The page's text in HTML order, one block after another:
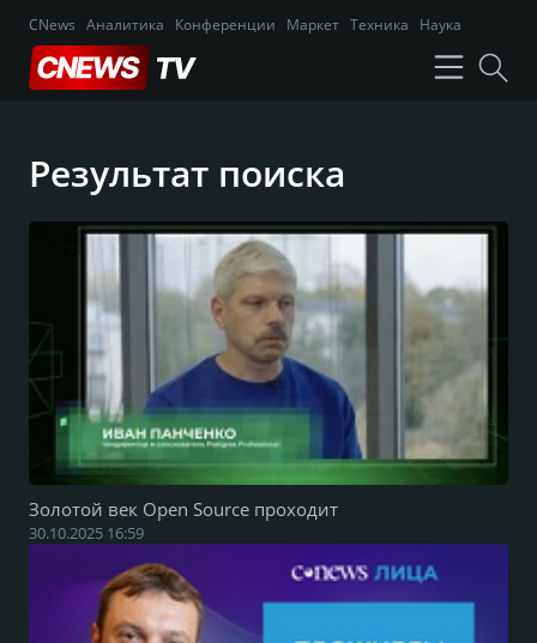
CNews Аналитика Конференции Маркет Техника Наука
Результат поиска
Золотой век Open Source проходит
30.10.2025 16:59